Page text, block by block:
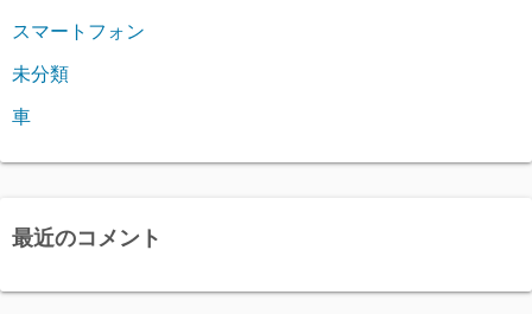
スマートフォン
未分類
車
最近のコメント